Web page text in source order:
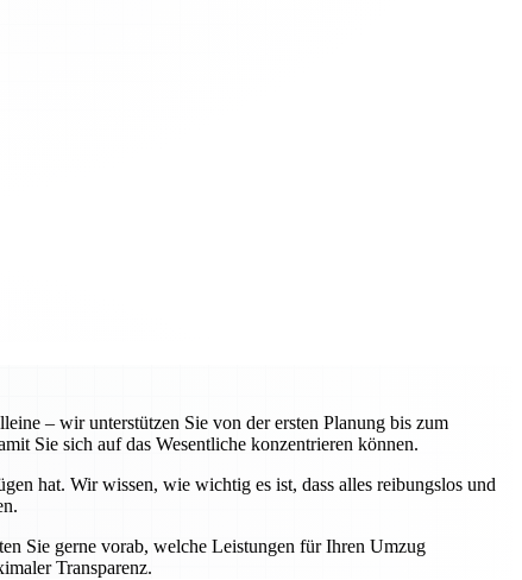
– wir unterstützen Sie von der ersten Planung bis zum
Sie sich auf das Wesentliche konzentrieren können.
hat. Wir wissen, wie wichtig es ist, dass alles reibungslos und
Sie gerne vorab, welche Leistungen für Ihren Umzug
Transparenz.